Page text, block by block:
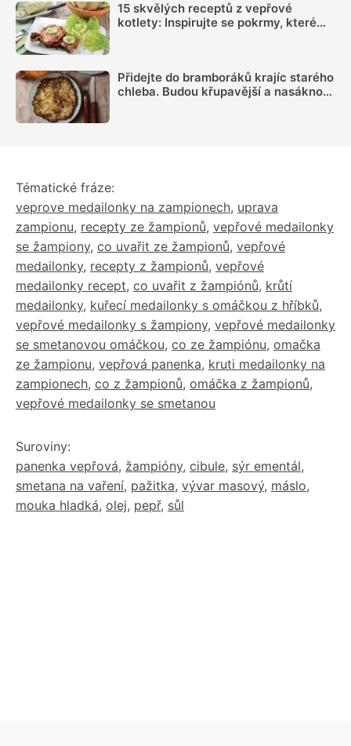
15 skvělých receptů z vepřové
kotlety: Inspirujte se pokrmy, které
Přidejte do bramboráků krajíc starého
chleba. Budou křupavější a nasáknou
Tématické fráze:
veprove medailonky na zampionech, uprava
zampionu, recepty ze žampionů, vepřové medailonky
se žampiony, co uvařit ze žampionů, vepřové
medailonky, recepty z žampionů, vepřové
medailonky recept, co uvařit z žampiónů, krůtí
medailonky, kuřecí medailonky s omáčkou z hříbků,
vepřové medailonky s žampiony, vepřové medailonky
se smetanovou omáčkou, co ze žampiónu, omačka
ze žampionu, vepřová panenka, kruti medailonky na
zampionech, co z žampionů, omáčka z žampionů,
vepřové medailonky se smetanou
Suroviny:
panenka vepřová, žampióny, cibule, sýr ementál,
smetana na vaření, pažitka, vývar masový, máslo,
mouka hladká, olej, pepř, sůl